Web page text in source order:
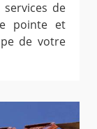
de
pointe et
de votre